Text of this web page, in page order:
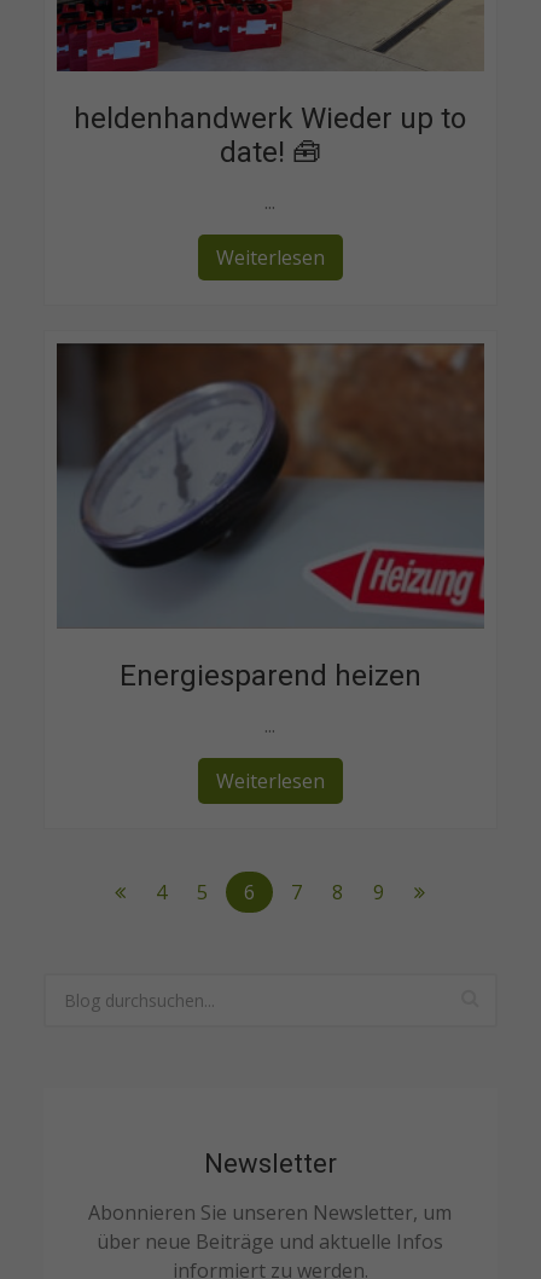
heldenhandwerk Wieder up to
date! 🧰
...
Weiterlesen
Energiesparend heizen
...
Weiterlesen
4 5 6 7 8 9
Newsletter
Abonnieren Sie unseren Newsletter, um
über neue Beiträge und aktuelle Infos
informiert zu werden.